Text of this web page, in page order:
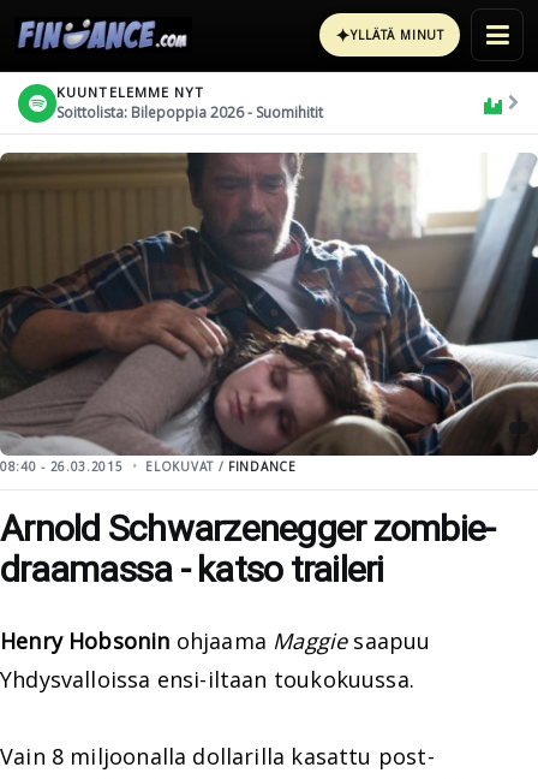
✦YLLÄTÄ MINUT
KUUNTELEMME NYT
Soittolista: Bilepoppia 2026 - Suomihitit
08:40 - 26.03.2015 ELOKUVAT / FINDANCE
Arnold Schwarzenegger zombie-
draamassa - katso traileri
Henry Hobsonin ohjaama Maggiesaapuu
Yhdysvalloissa ensi-iltaan toukokuussa.
Vain 8 miljoonalla dollarilla kasattu post-